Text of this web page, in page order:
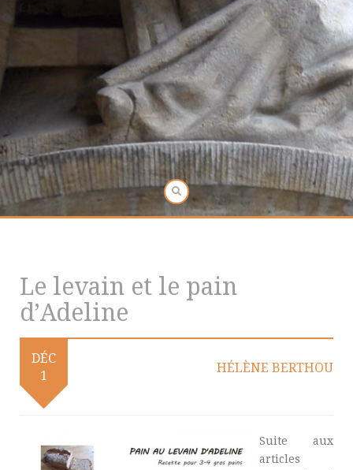
Le levain et le pain
d’Adeline
DÉC
1
HÉLÈNE BERTHOU
Suite aux
articles